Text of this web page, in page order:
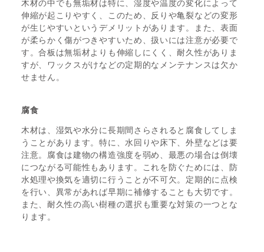
木材の中でも無垢材は特に、湿度や温度の変化によって
伸縮が起こりやすく、このため、反りや亀裂などの変形
が生じやすいというデメリットがあります。また、表面
が柔らかく傷がつきやすいため、扱いには注意が必要で
す。合板は無垢材よりも伸縮しにくく、耐久性がありま
すが、ワックスがけなどの定期的なメンテナンスは欠か
せません。
腐食
木材は、湿気や水分に長期間さらされると腐食してしま
うことがあります。特に、水回りや床下、外壁などは要
注意。腐食は建物の構造強度を弱め、最悪の場合は倒壊
につながる可能性もあります。これを防ぐためには、防
水処理や換気を適切に行うことが不可欠。定期的に点検
を行い、異常があれば早期に補修することも大切です。
また、耐久性の高い樹種の選択も重要な対策の一つとな
ります。